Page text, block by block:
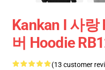
Kankan I 사랑
버 Hoodie
(13 customer